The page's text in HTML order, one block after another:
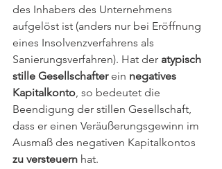
des Inhabers des Unternehmens
aufgelöst ist (anders nur bei Eröffnung
eines Insolvenzverfahrens als
Sanierungsverfahren). Hat der atypisch
stille Gesellschafter ein negatives
Kapitalkonto, so bedeutet die
Beendigung der stillen Gesellschaft,
dass er einen Veräußerungsgewinn im
Ausmaß des negativen Kapitalkontos
zu versteuern hat.